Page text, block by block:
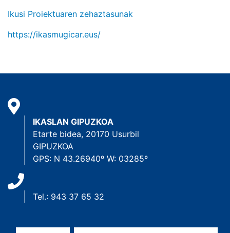
Ikusi Proiektuaren zehaztasunak
https://ikasmugicar.eus/
IKASLAN GIPUZKOA
Etarte bidea, 20170 Usurbil
GIPUZKOA
GPS: N 43.26940º W: 03285º
Tel.: 943 37 65 32